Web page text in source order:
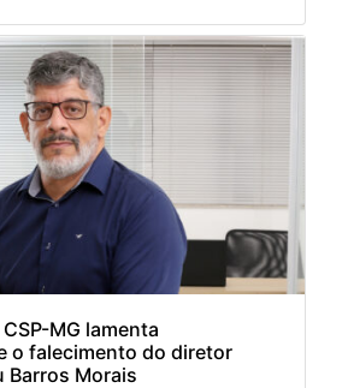
MG lamenta
o falecimento do diretor
Barros Morais